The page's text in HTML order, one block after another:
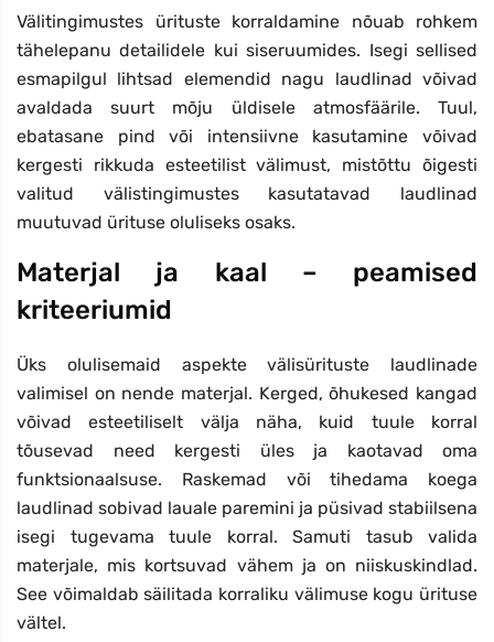
Välitingimustes ürituste korraldamine nõuab rohkem
tähelepanu detailidele kui siseruumides. Isegi sellised
esmapilgul lihtsad elemendid nagu laudlinad võivad
avaldada suurt mõju üldisele atmosfäärile. Tuul,
ebatasane pind või intensiivne kasutamine võivad
kergesti rikkuda esteetilist välimust, mistõttu õigesti
valitud välistingimustes kasutatavad laudlinad
muutuvad ürituse oluliseks osaks.
Materjal ja kaal – peamised
kriteeriumid
Üks olulisemaid aspekte välisürituste laudlinade
valimisel on nende materjal. Kerged, õhukesed kangad
võivad esteetiliselt välja näha, kuid tuule korral
tõusevad need kergesti üles ja kaotavad oma
funktsionaalsuse. Raskemad või tihedama koega
laudlinad sobivad lauale paremini ja püsivad stabiilsena
isegi tugevama tuule korral. Samuti tasub valida
materjale, mis kortsuvad vähem ja on niiskuskindlad.
See võimaldab säilitada korraliku välimuse kogu ürituse
vältel.